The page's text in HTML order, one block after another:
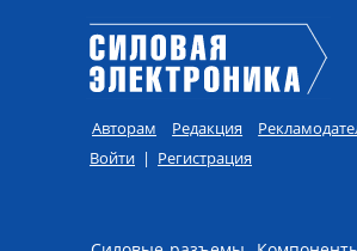
Авторам Редакция
Войти | Регистрация
Skip to content